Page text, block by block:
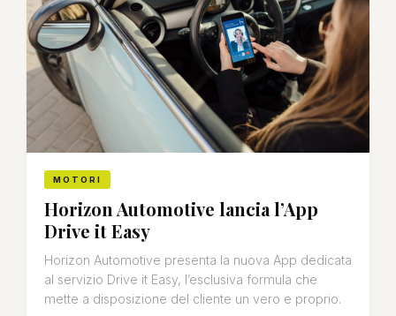
MOTORI
Horizon Automotive lancia l’App
Drive it Easy
Horizon Automotive presenta la nuova App dedicata
al servizio Drive it Easy, l’esclusiva formula che
mette a disposizione del cliente un vero e proprio.